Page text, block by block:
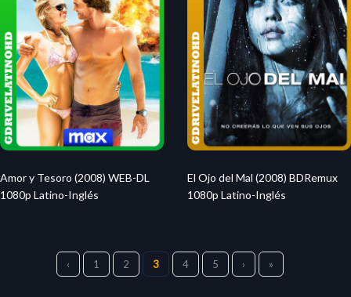
Amor y Tesoro (2008) WEB-DL
1080p Latino-Inglés
El Ojo del Mal (2008) BDRemux
1080p Latino-Inglés
‹ 1 2 3 4 5 › »